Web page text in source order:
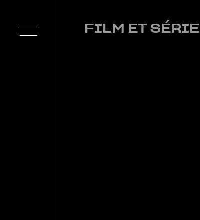
FILM ET SÉRIE